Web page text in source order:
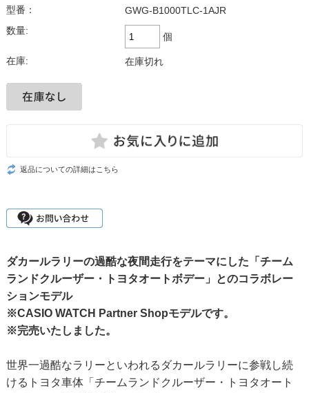
型番：
GWG-B1000TLC-1AJR
数量:
個
在庫: 在庫切れ
返品についての詳細はこちら
ダカールラリーの過酷な夜間走行をテーマにした「チーム
ランドクルーザー・トヨタオートボデー」とのコラボレー
ションモデル
※CASIO WATCH Partner Shopモデルです。
※完売いたしました。
世界一過酷なラリーといわれるダカールラリーに参戦し続
けるトヨタ車体「チームランドクルーザー・トヨタオート